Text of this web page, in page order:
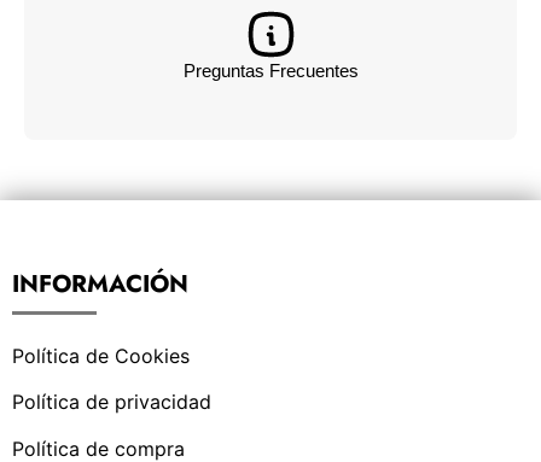
Preguntas Frecuentes
INFORMACIÓN
Política de Cookies
Política de privacidad
Política de compra